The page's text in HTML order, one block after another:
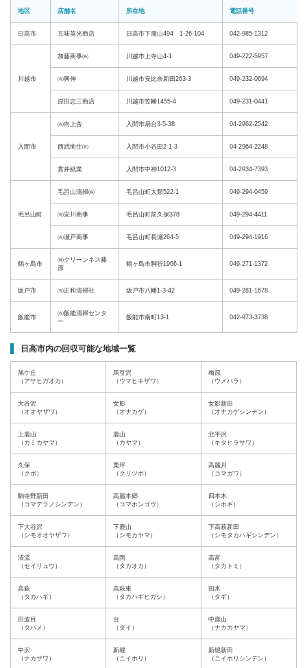
地区 店舗名 所在地 電話番号
日高市 五味英光商店 日高市下鹿山494 1-26-104 042-985-1312
川越市
加藤商事㈱ 川越市上寺山4-1 049-222-5957
㈲興伸 川越市安比奈新田263-3 049-232-0694
原田忠三商店 川越市笠幡1455-4 049-231-0441
入間市
㈲向上舎 入間市扇台3-5-38 04-2962-2542
西武衛生㈲ 入間市小谷田2-1-3 04-2964-2248
貫井紙業 入間市中神1012-3 04-2934-7393
毛呂山町
毛呂山清掃㈱ 毛呂山町大類522-1 049-294-0459
㈲安川商事 毛呂山町前久保378 049-294-4411
㈲瀬戸商事 毛呂山町長瀬264-5 049-294-1916
鶴ヶ島市
㈱クリーンネス藤
原
鶴ヶ島市脚折1966-1 049-271-1372
坂戸市 ㈲正和清掃社 坂戸市八幡1-3-42 049-281-1678
飯能市
㈲飯能清掃センタ
ー
飯能市南町13-1 042-973-3738
日高市内の回収可能な地域一覧
旭ケ丘
（アサヒガオカ）
馬引沢
（ウマヒキザワ）
梅原
（ウメハラ）
大谷沢
（オオヤザワ）
女影
（オナカゲ）
女影新田
（オナカゲシンデン）
上鹿山
（カミカヤマ）
鹿山
（カヤマ）
北平沢
（キタヒラサワ）
久保
（クボ）
栗坪
（クリツボ）
高麗川
（コマガワ）
駒寺野新田
（コマデラノシンデン）
高麗本郷
（コマホンゴウ）
四本木
（シホギ）
下大谷沢
（シモオオヤザワ）
下鹿山
（シモカヤマ）
下高萩新田
（シモタカハギシンデン）
清流
（セイリュウ）
高岡
（タカオカ）
高富
（タカトミ）
高萩
（タカハギ）
高萩東
（タカハギヒガシ）
田木
（タギ）
田波目
（タバメ）
台
（ダイ）
中鹿山
（ナカカヤマ）
中沢
（ナカザワ）
新堀
（ニイホリ）
新堀新田
（ニイホリシンデン）